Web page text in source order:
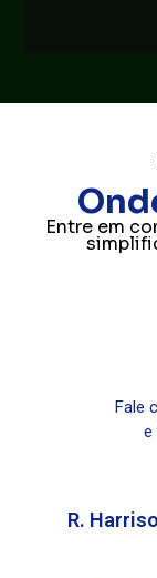
Entre em
Fale
e
R.